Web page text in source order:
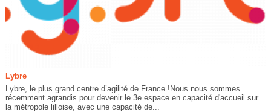
Lybre
Lybre, le plus grand centre d’agilité de France !Nous nous sommes
récemment agrandis pour devenir le 3e espace en capacité d'accueil sur
la métropole lilloise, avec une capacité de...